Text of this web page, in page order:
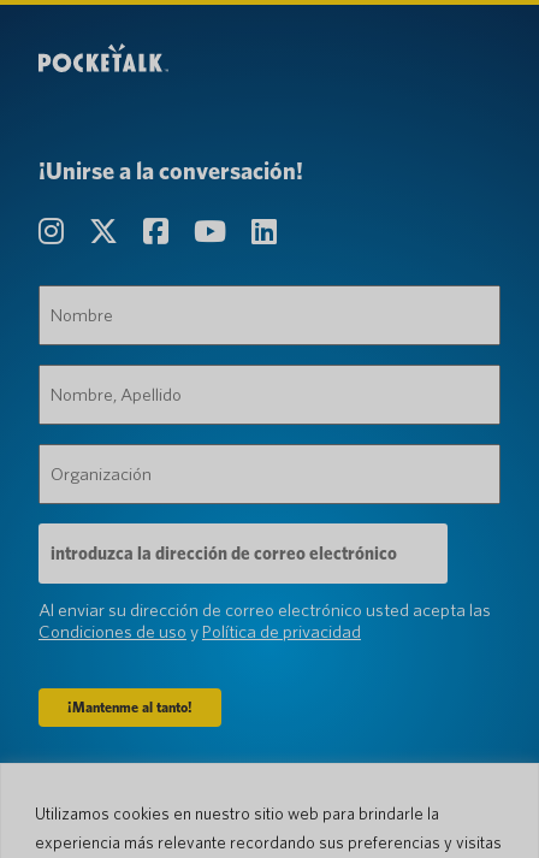
Utilizamos cookies en nuestro sitio web para brindarle la
experiencia más relevante recordando sus preferencias y visitas
¡Unirse a la conversación!
(Requerido)
Apellido
(Requerido)
(Requerido)
Dirección
de
correo
electrónico
(Requerido)
Al enviar su dirección de correo electrónico usted acepta las
Condiciones de uso y Política de privacidad
Compañía
Sobre nosotros Sala de prensa